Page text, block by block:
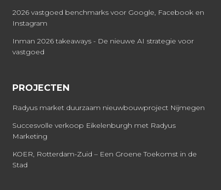
2026 vastgoed benchmarks voor Google, Facebook en
Instagram
Inman 2026 takeaways - De nieuwe AI strategie voor
vastgoed
PROJECTEN
Radyus market duurzaam nieuwbouwproject Nijmegen
Succesvolle verkoop Eikelenburgh met Radyus
Marketing
KOER, Rotterdam-Zuid – Een Groene Toekomst in de
Stad